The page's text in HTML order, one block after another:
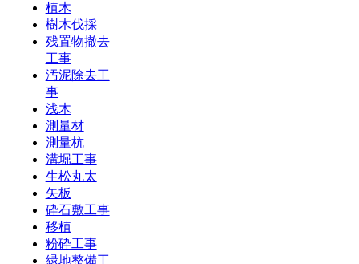
植木
樹木伐採
残置物撤去
工事
汚泥除去工
事
浅木
測量材
測量杭
溝堀工事
生松丸太
矢板
砕石敷工事
移植
粉砕工事
緑地整備工